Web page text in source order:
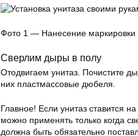
Фото 1 — Нанесение маркировки
Сверлим дыры в полу
Отодвигаем унитаз. Почистите
них пластмассовые дюбеля.
Главное! Если унитаз ставится
можно применять только когда
должна быть обязательно